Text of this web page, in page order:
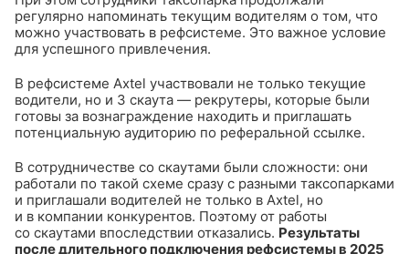
регулярно напоминать текущим водителям о том, что
можно участвовать в рефсистеме. Это важное условие
для успешного привлечения.
В рефсистеме Axtel участвовали не только текущие
водители, но и 3 скаута — рекрутеры, которые были
готовы за вознаграждение находить и приглашать
потенциальную аудиторию по реферальной ссылке.
В сотрудничестве со скаутами были сложности: они
работали по такой схеме сразу с разными таксопарками
и приглашали водителей не только в Axtel, но
и в компании конкурентов. Поэтому от работы
со скаутами впоследствии отказались. Результаты
после длительного подключения рефсистемы в 2025